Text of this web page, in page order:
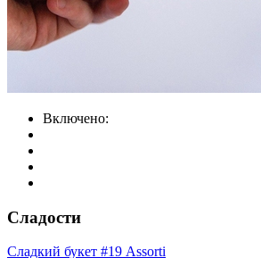
Включено:
Сладости
Сладкий букет #19 Assorti